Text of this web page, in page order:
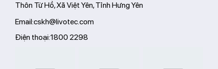
Thôn Từ Hồ, Xã Việt Yên, Tỉnh Hưng Yên
Email:cskh@livotec.com
Điện thoại:1800 2298